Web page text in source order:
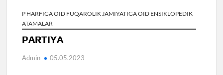
P HARFIGA OID FUQAROLIK JAMIYATIGA OID ENSIKLOPEDIK
ATAMALAR
PARTIYA
Admin 05.05.2023